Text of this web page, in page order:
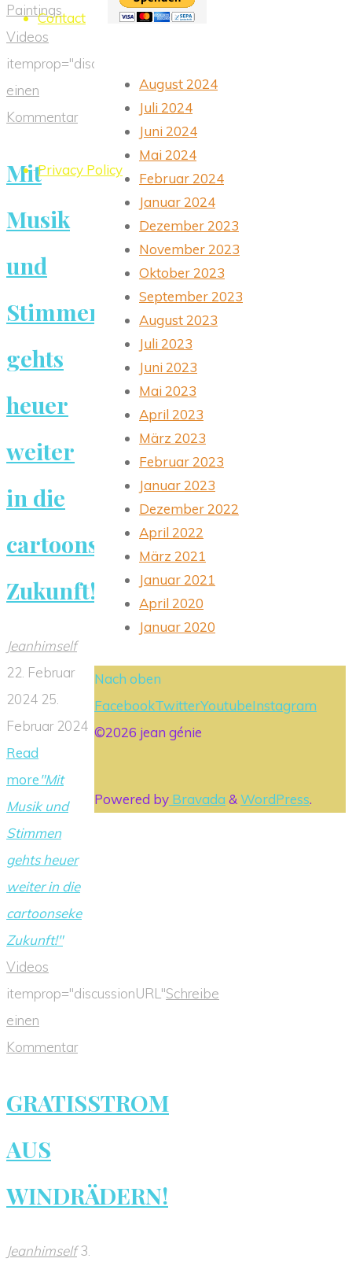
Contact
Privacy Policy
Paintings
Videos
itemprop="discussionURL"
einen
Kommentar
Mit
Musik
und
Stimmen
gehts
heuer
weiter
in die
cartoonseke
Zukunft!
Jeanhimself
22. Februar
2024 25.
Februar 2024
Read
more"Mit
Musik und
Stimmen
gehts heuer
weiter in die
cartoonseke
Zukunft!"
Videos
itemprop="discussionURL"Schreibe
einen
Kommentar
GRATISSTROM
AUS
WINDRÄDERN!
Jeanhimself 3.
August 2024
Juli 2024
Juni 2024
Mai 2024
Februar 2024
Januar 2024
Dezember 2023
November 2023
Oktober 2023
September 2023
August 2023
Juli 2023
Juni 2023
Mai 2023
April 2023
März 2023
Februar 2023
Januar 2023
Dezember 2022
April 2022
März 2021
Januar 2021
April 2020
Januar 2020
Nach oben
FacebookTwitterYoutubeInstagram
©2026 jean génie
Powered by Bravada &WordPress.